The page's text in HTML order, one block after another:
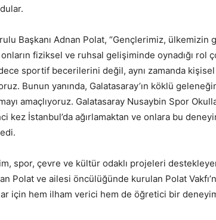
Başkanı Adnan Polat, “Gençlerimiz,
fiziksel ve ruhsal gelişiminde oynadığı rol
sportif becerilerini değil, aynı zamanda
Bunun yanında, Galatasaray’ın köklü
amaçlıyoruz. Galatasaray Nusaybin Spor
kez İstanbul’da ağırlamaktan ve onlara bu
spor, çevre ve kültür odaklı projeleri
Polat ve ailesi öncülüğünde kurulan Polat
için hem ilham verici hem de öğretici bir